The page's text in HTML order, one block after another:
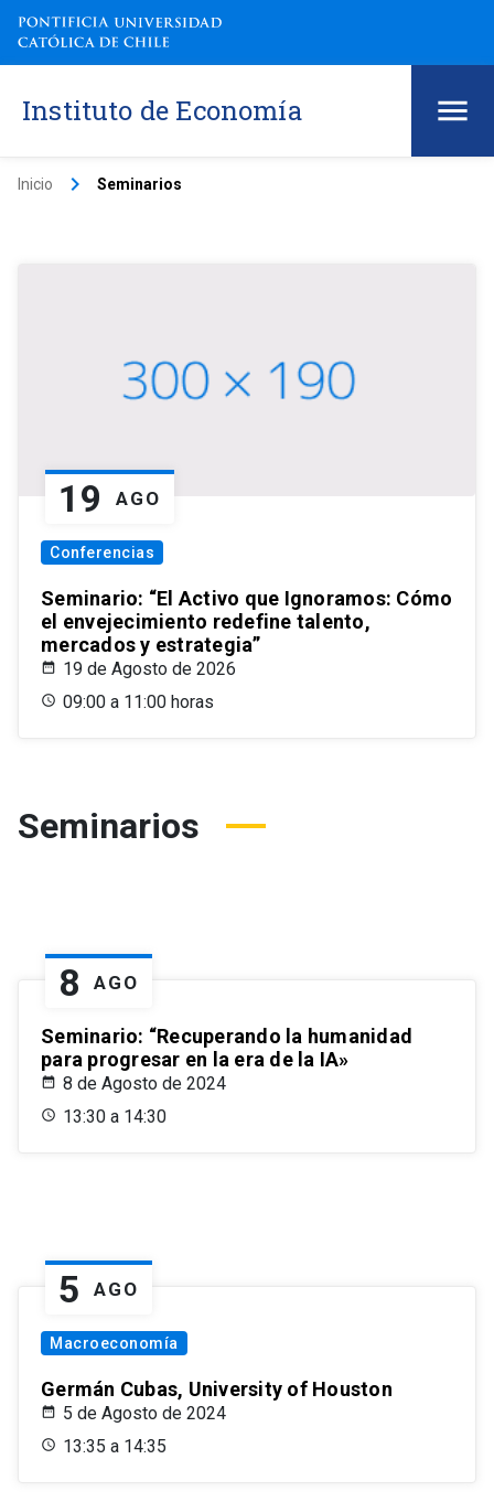
Instituto de Economía
Inicio keyboard_arrow_right Seminarios
19 AGO
Conferencias
Seminario: “El Activo que Ignoramos: Cómo
el envejecimiento redefine talento,
mercados y estrategia”
19 de Agosto de 2026
09:00 a 11:00 horas
Seminarios
8 AGO
Seminario: “Recuperando la humanidad
para progresar en la era de la IA»
8 de Agosto de 2024
13:30 a 14:30
5 AGO
Macroeconomía
Germán Cubas, University of Houston
5 de Agosto de 2024
13:35 a 14:35